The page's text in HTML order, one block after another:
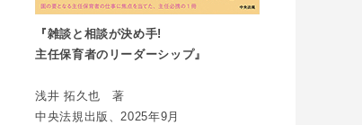
『雑談と相談が決め手!
主任保育者のリーダーシップ』
浅井 拓久也 著
中央法規出版、2025年9月